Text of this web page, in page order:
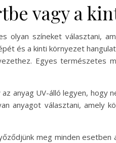
vagy a
színeket választani,
és a kinti környezet
Egyes természetes
anyag UV-álló legyen, hogy
anyagot választani, amely
meg minden